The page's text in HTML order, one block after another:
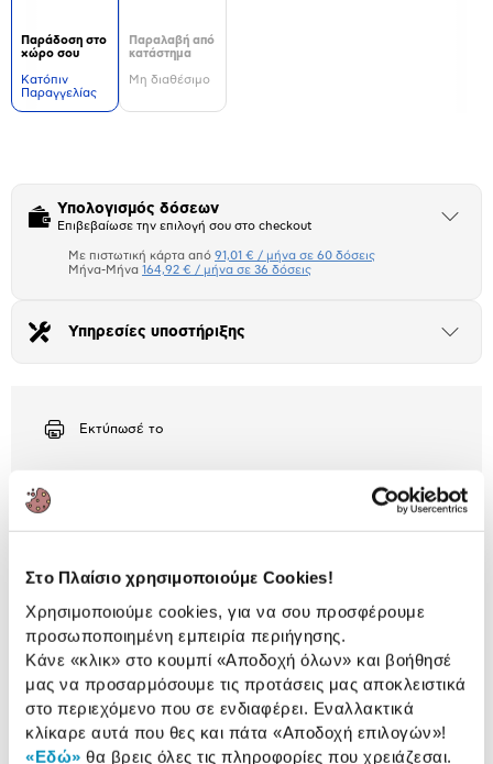
Στο Πλαίσιο χρησιμοποιούμε Cookies!
Χρησιμοποιούμε cookies, για να σου προσφέρουμε
προσωποποιημένη εμπειρία περιήγησης.
Κάνε «κλικ» στο κουμπί «Αποδοχή όλων» και βοήθησέ
μας να προσαρμόσουμε τις προτάσεις μας αποκλειστικά
στο περιεχόμενο που σε ενδιαφέρει. Εναλλακτικά
κλίκαρε αυτά που θες και πάτα «Αποδοχή επιλογών»!
«Εδώ» θα βρεις όλες τις πληροφορίες που χρειάζεσαι.
Παράδοση στο
χώρο σου
Kατόπιν
Παραγγελίας
Παραλαβή από
κατάστημα
Μη διαθέσιμο
Υπολογισμός δόσεων
Επιβεβαίωσε την επιλογή σου στο checkout
Άνοιξε
Πιστωτική κάρτα
Με πιστωτική κάρτα από 91,01 € / μήνα σε 60 δόσεις
Μήνα-Μήνα 164,92 € / μήνα σε 36 δόσεις
Υπηρεσίες υποστήριξης
Άνοιξε
Εκτύπωσέ το
Ατελείωτο παιχνίδι με AMD Ryzen™ 9 9800X3D και
και M.2 NVMe™ PCIe® 5.0 SSD χωρητικότητας 1 TB.
3 Έτη εγγύηση ΠΛΑΙΣΙΟ COMPUTERS
A.E.B.E.
Πληροφορίες
Χαρακτηριστικά